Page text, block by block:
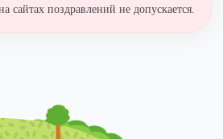
сайтах поздравлений не допускается.